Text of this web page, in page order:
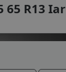
65 R13